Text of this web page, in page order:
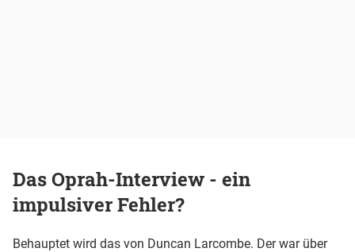
Das Oprah-Interview - ein
impulsiver Fehler?
Behauptet wird das von Duncan Larcombe. Der war über